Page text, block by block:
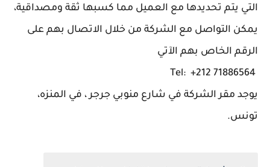
التي يتم تحديدها مع العميل مما كسبها ثقة ومصداقية،
يمكن التواصل مع الشركة من خلال الاتصال بهم على
الرقم الخاص بهم الآتي
يوجد مقر الشركة في شارع منوبي جرجر ، في المنزه،
تونس.